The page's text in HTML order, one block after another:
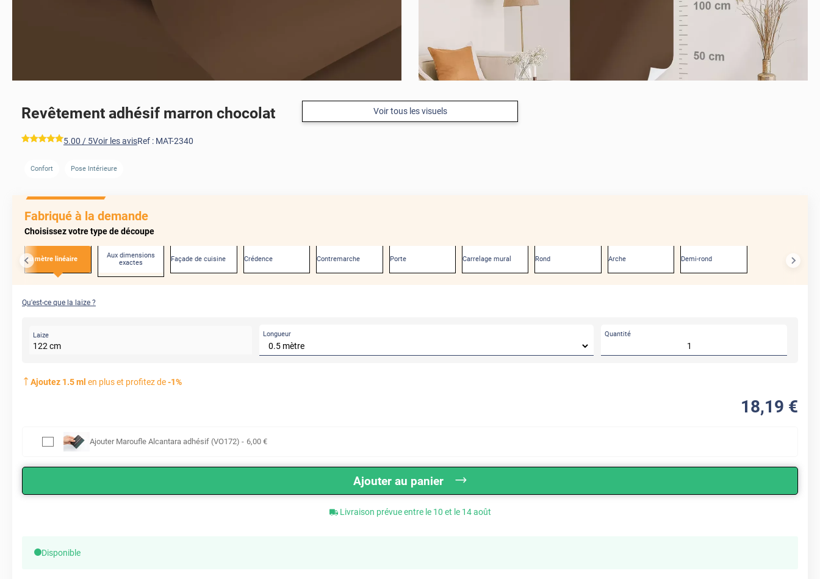
Voir tous les visuels
Revêtement adhésif marron chocolat
*****
5.00 / 5Voir les avisRef : MAT-2340
Confort Pose Intérieure
Fabriqué à la demande
Choisissez votre type de découpe
Au mètre linéaire
Aux dimensions
exactes
Façade de cuisine Crédence Contremarche Porte Carrelage mural Rond Arche Demi-rond
Qu'est-ce que la laize ?
Laize
122 cm
Longueur Quantité
Ajoutez 1.5ml en plus et profitez de-1%
18,19 €
Ajouter Maroufle Alcantara adhésif (VO172) - 6,00 €
Ajouter au panier
Livraison prévue entre le 10 et le 14 août
Disponible